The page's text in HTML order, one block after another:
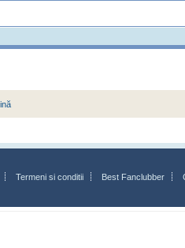
Termeni si conditii Best Fanclubber